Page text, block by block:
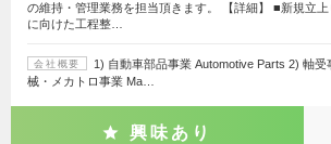
の維持・管理業務を担当頂きます。 【詳細】 ■新規立上
に向けた工程整…
会社概要
1) 自動車部品事業 Automotive Parts 2) 軸
械・メカトロ事業 Ma…
興味あり